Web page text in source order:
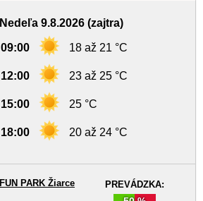
Nedeľa 9.8.2026 (zajtra)
09:00 18 až 21 °C
12:00 23 až 25 °C
15:00 25 °C
18:00 20 až 24 °C
PREVÁDZKA:
FUN PARK Žiarce